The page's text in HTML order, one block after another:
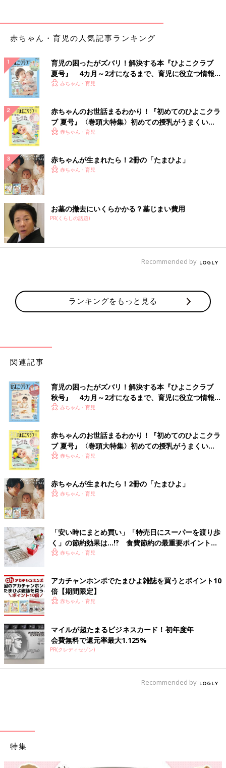
赤ちゃん・育児の人気記事ランキング
育児の困ったがズバリ！解決する本『ひよこクラブ
夏号』 4カ月～2才になるまで、育児に役立つ情報が
いっぱい！
赤ちゃん・育児
赤ちゃんのお世話まるわかり！『初めてのひよこクラ
ブ 夏号』〈巻頭大特集〉初めての授乳がうまくい
く！ おっぱい・ミルクの基本と夏のトラブル 解決テ
赤ちゃん・育児
赤ちゃんが生まれたら！2冊の「たまひよ」
赤ちゃん・育児
お墓の撤去にいくらかかる？墓じまい費用
PR(くらしの話題)
Recommended by
ランキングをもっと見る
関連記事
育児の困ったがズバリ！解決する本『ひよこクラブ
秋号』 4カ月～2才になるまで、育児に役立つ情報が
いっぱい！
赤ちゃん・育児
赤ちゃんのお世話まるわかり！『初めてのひよこクラ
ブ 夏号』〈巻頭大特集〉初めての授乳がうまくい
く！ おっぱい・ミルクの基本と夏のトラブル 解決テ
赤ちゃん・育児
赤ちゃんが生まれたら！2冊の「たまひよ」
赤ちゃん・育児
「安い時にまとめ買い」「特売日にスーパーを渡り歩
く」の節約効果は…⁉ 食費節約の最重要ポイントを
FPに聞く
赤ちゃん・育児
アカチャンホンポでたまひよ雑誌を買うとポイント10
倍【期間限定】
赤ちゃん・育児
マイルが超たまるビジネスカード！初年度年
会費無料で還元率最大1.125%
PR(クレディセゾン)
Recommended by
特集